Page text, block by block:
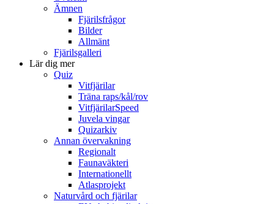
Ämnen
Fjärilsfrågor
Bilder
Allmänt
Fjärilsgalleri
Lär dig mer
Quiz
Vitfjärilar
Träna raps/kål/rov
VitfjärilarSpeed
Juvela vingar
Quizarkiv
Annan övervakning
Regionalt
Faunaväkteri
Internationellt
Atlasprojekt
Naturvård och fjärilar